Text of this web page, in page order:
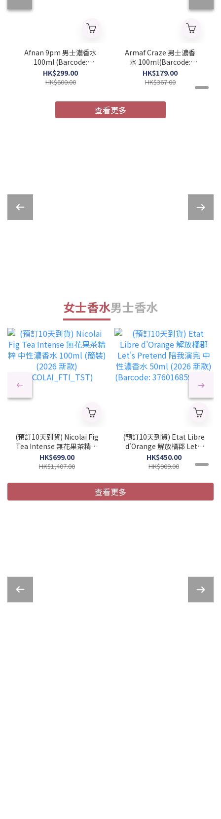
Afnan 9pm 男士濃香水
100ml (Barcode:
6290171002338)
HK$299.00
HK$600.00
Armaf Craze 男士濃香
水 100ml(Barcode:
6085010093987)
HK$179.00
HK$367.00
查看更多
女士香水男士香水
(預訂10天到貨) Nicolai Fig
Tea Intense 無花果茶精粹
中性濃香水 100ml (簡裝)
(2026 新款)
HK$699.00
HK$1,407.00
(預訂10天到貨) Etat Libre
d'Orange 解放橘郡 Let's
Pretend 陪我演完 中性濃
香水 50ml (2026 新款)
3760168594281)
HK$450.00
HK$909.00
查看更多